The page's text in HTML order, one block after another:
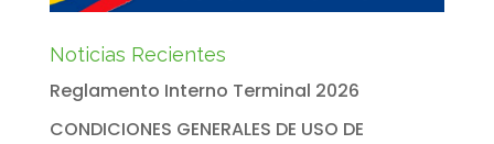
Noticias Recientes
Reglamento Interno Terminal 2026
CONDICIONES GENERALES DE USO DE